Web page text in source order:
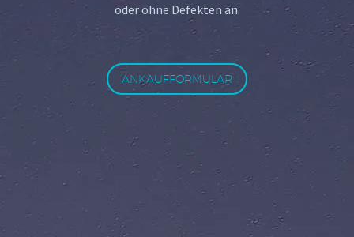
oder ohne Defekten an.
ANKAUFFORMULAR